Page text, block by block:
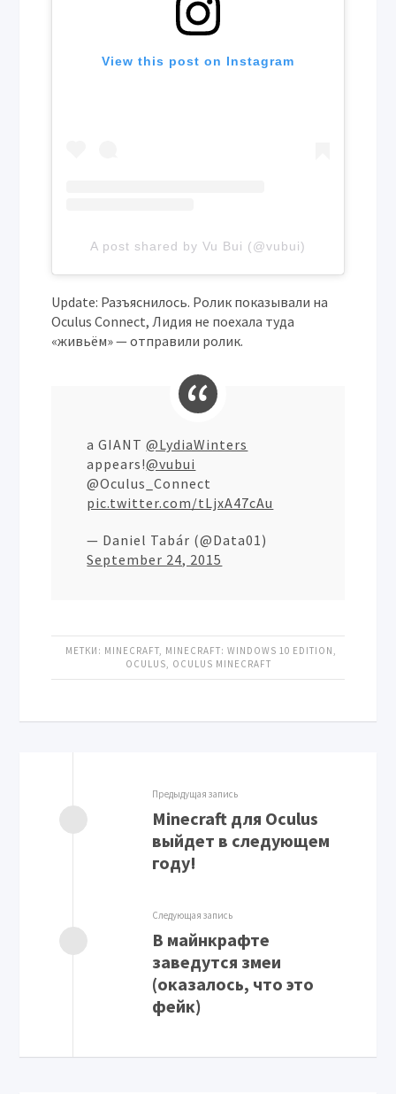
View this post on Instagram
A post shared by Vu Bui (@vubui)
Update: Разъяснилось. Ролик показывали на
Oculus Connect, Лидия не поехала туда
«живьём» — отправили ролик.
a GIANT@LydiaWinters
appears!@vubui
@Oculus_Connect
pic.twitter.com/tLjxA47cAu
— Daniel Tabár (@Data01)
September 24, 2015
МЕТКИ: MINECRAFT, MINECRAFT: WINDOWS 10 EDITION
OCULUS
OCULUS MINECRAFT
Предыдущая запись
Minecraft для Oculus
выйдет в следующем
году!
Следующая запись
В майнкрафте
заведутся змеи
(оказалось, что это
фейк)